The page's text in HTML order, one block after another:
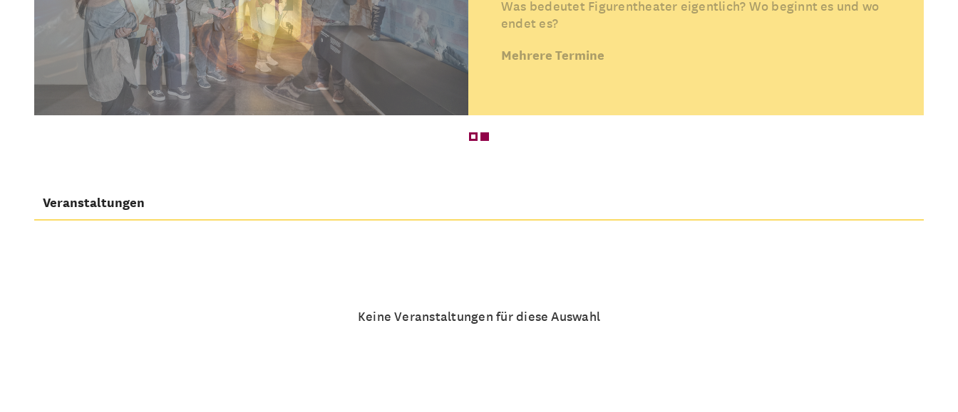
Was bedeutet Figurentheater eigentlich? Wo beginnt es und wo
endet es?
Mehrere Termine
Veranstaltungen
Keine Veranstaltungen für diese Auswahl